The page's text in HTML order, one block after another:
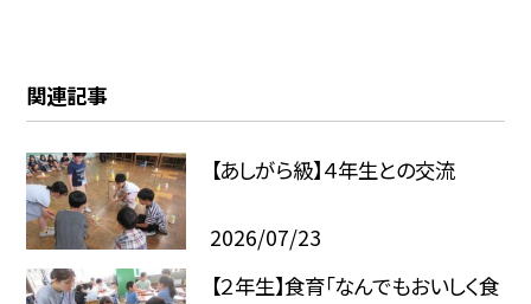
関連記事
【あしがら級】４年生との交流
2026/07/23
【２年生】食育「なんでもおいしく食